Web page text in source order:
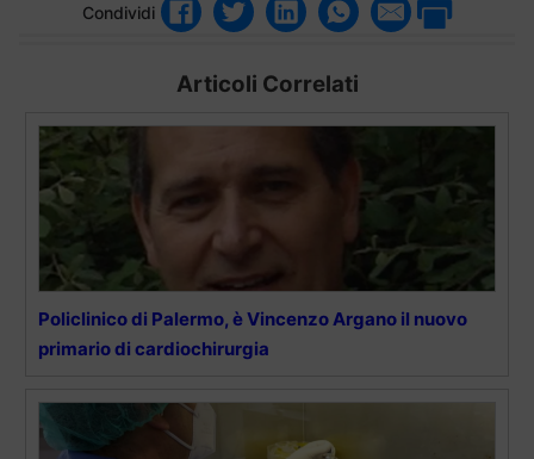
Condividi
Articoli Correlati
Policlinico di Palermo, è Vincenzo Argano il nuovo
primario di cardiochirurgia